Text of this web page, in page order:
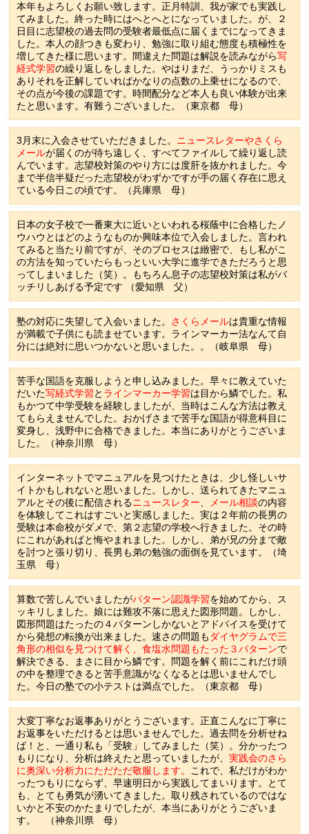
本年もよろしくお願い致します。正月特訓、我が家でも実践し
てみました。終った時にはへとへとになっていました。が、２
日目に志望校の過去問の受験者最低点に届くまでになってきま
した。本人の顔つきも変わり、勉強に取り組む態度も積極性を
増してきた様に思います。間違えた問題は解説を読みながら写
経式学習の繰り返しをしました。やはりまだ、うっかりミスも
ありそれを正解していればかなりの点数の上乗せになるので、
その点が今後の課題です。時間配分など本人も良い体験が出来
たと思います。有難うございました。（東京都 母）
3月末に入会させていただきました。 ニュースレターやさくら
メールが届くのが待ち遠しく、すべてファイルして繰り返し読
んでいます。志望校対策のやり方には度肝を抜かれました。今
まで半信半疑だった志望校がわずかですが手の届く存在に思え
ている今日この頃です。（兵庫県 母）
日本の女子校で一番東大に近いといわれる桜蔭中に合格したノ
ウハウとはどのようなものか興味本位で入会しました。言われ
てみると当たり前ですが、そのプロセスは緻密で、もし私がこ
の方法を知っていたらもっといい大学に進学できただろうと思
ってしまいました（笑）。もちろん息子の志望校対策は私がバ
ッチリしあげる予定です （愛知県 父）
塾の対応に失望して入会いました。 さくらメールは貴重な情報
が満載で子供にも読ませています。ラインマーカー法なんて自
分には絶対に思いつかないと思いました。。（岐阜県 母）
苦手な国語を克服しようと申し込みました。早々に教えていた
だいた写経式学習と ラインマーカー学習は目から鱗でした。私
もかつて中学受験を経験しましたが、当時はこんな方法は教え
てもらえませんでした。おかげさまで苦手な国語が得意科目に
変身し、浅野中に合格できました。本当にありがとうございま
した。（神奈川県 母）
インターネットでマニュアルを見つけたときは、少し怪しいサ
イトかもしれないと思いました。しかし、送られてきたマニュ
アルとその後に配信されるニュースレター、 メール相談の内容
を体験してこれはすごいと実感しました。実は２年前の長男の
受験は本命校がダメで、第２志望の学校へ行きました。その時
にこれがあればと悔やまれました。しかし、弟が兄の分まで敵
を討つと張り切り、長男も弟の勉強の面倒を見ています。（埼
玉県 母）
算数で苦しんでいましたがパターン認識学習を始めてから、ス
ッキリしました。娘には難攻不落に思えた図形問題。しかし、
図形問題はたったの４パターンしかないとアドバイスを受けて
から発想の転換が出来ました。速さの問題も ダイヤグラムで三
角形の相似を見つけて解く、食塩水問題もたった３パターンで
解決できる、まさに目から鱗です。問題を解く前にこれだけ頭
の中を整理できると苦手意識がなくなるとは思いませんでし
た。今日の塾での小テストは満点でした。（東京都 母）
大変丁寧なお返事ありがとうございます。正直こんなに丁寧に
お返事をいただけるとは思いませんでした。過去問を分析せね
ば！と、一通り私も「受験」してみました（笑）。分かったつ
もりになり、分析は終えたと思っていましたが、実践会のさら
に奥深い分析力にただただ敬服します。 これで、私だけがわか
ったつもりにならず、早速明日から実践してまいります。とて
も、とても勇気が湧いてきました。取り残されているのではな
いかと不安のかたまりでしたが、本当にありがとうございま
す。 （神奈川県 母）